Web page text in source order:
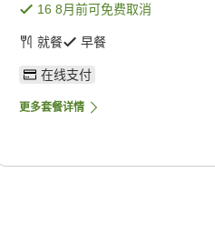
16 8月前可免费取消
就餐 早餐
在线支付
更多套餐详情